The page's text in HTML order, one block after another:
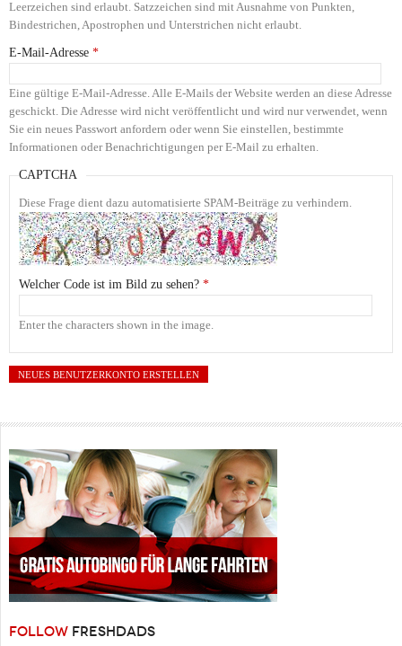
Leerzeichen sind erlaubt. Satzzeichen sind mit Ausnahme von Punkten,
Bindestrichen, Apostrophen und Unterstrichen nicht erlaubt.
E-Mail-Adresse *
Eine gültige E-Mail-Adresse. Alle E-Mails der Website werden an diese Adresse
geschickt. Die Adresse wird nicht veröffentlicht und wird nur verwendet, wenn
Sie ein neues Passwort anfordern oder wenn Sie einstellen, bestimmte
Informationen oder Benachrichtigungen per E-Mail zu erhalten.
CAPTCHA
Diese Frage dient dazu automatisierte SPAM-Beiträge zu verhindern.
Welcher Code ist im Bild zu sehen? *
Enter the characters shown in the image.
FOLLOW FRESHDADS